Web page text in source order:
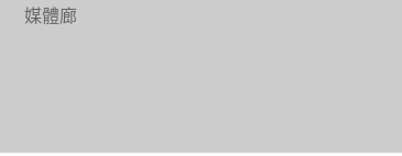
媒體廊